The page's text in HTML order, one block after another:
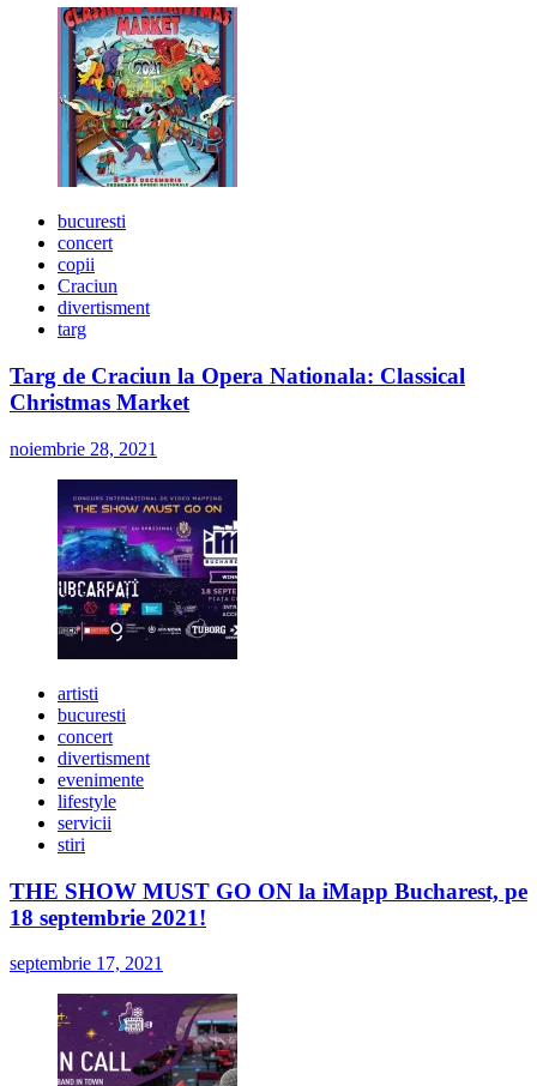
bucuresti
concert
copii
Craciun
divertisment
targ
Targ de Craciun la Opera Nationala: Classical
Christmas Market
noiembrie 28, 2021
artisti
bucuresti
concert
divertisment
evenimente
lifestyle
servicii
stiri
THE SHOW MUST GO ON la iMapp Bucharest, pe
18 septembrie 2021!
septembrie 17, 2021